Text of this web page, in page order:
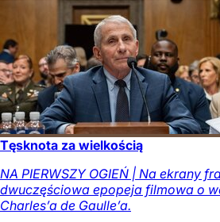
Tęsknota za wielkością
NA PIERWSZY OGIEŃ | Na ekrany
dwuczęściowa epopeja filmowa o
Charles’a de Gaulle’a.